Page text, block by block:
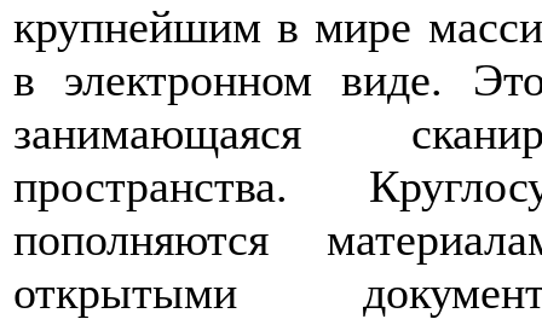
крупнейшим в мире
в электронном виде.
занимающаяся
пространства.
пополняются
открытыми